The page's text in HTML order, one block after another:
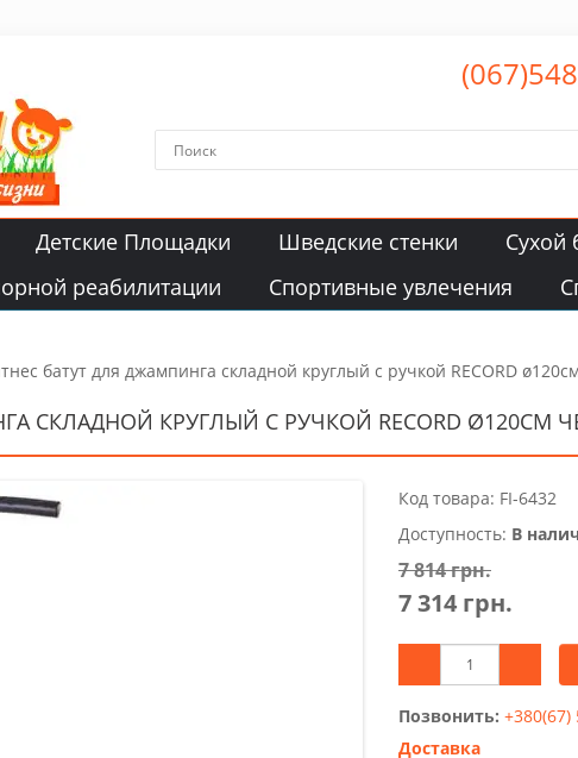
Детские Площадки Шведские стенки Сухой
реабилитации Спортивные увлечения
батут для джампинга складной круглый с ручкой RECORD
СКЛАДНОЙ КРУГЛЫЙ С РУЧКОЙ RECORD Ø120СМ
Код товара: FI-6432
Доступность: В
7 814 грн.
7 314 грн.
Позвонить: +380(67)
Доставка